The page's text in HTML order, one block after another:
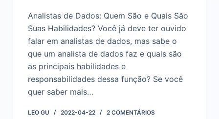
Analistas de Dados: Quem São e Quais São
Suas Habilidades? Você já deve ter ouvido
falar em analistas de dados, mas sabe o
que um analista de dados faz e quais são
as principais habilidades e
responsabilidades dessa função? Se você
quer saber mais…
LEO GU 2022-04-22 2 COMENTÁRIOS